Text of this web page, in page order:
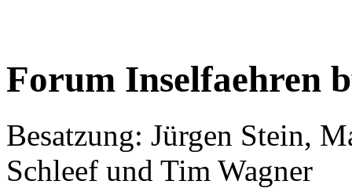
Forum Inselfaehren
Besatzung: Jürgen Stein,
Schleef und Tim Wagner